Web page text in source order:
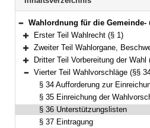
Suche
Bereich reduzieren
Wahlordnung für die Gemeinde- und die Landkreiswahlen (Gemeinde- und Landkreiswahlordnung –
Bereich erweitern
Erster Teil Wahlrecht (§ 1)
Bereich erweitern
Zweiter Teil Wahlorgane,
Bereich erweitern
Dritter Teil Vorbereitung der Wahl
Bereich reduzieren
Vierter Teil Wahlvorschläge (§§
§ 34 Aufforderung zur
§ 35 Einreichung der
§ 36 Unterstützungslisten
§ 37 Eintragung